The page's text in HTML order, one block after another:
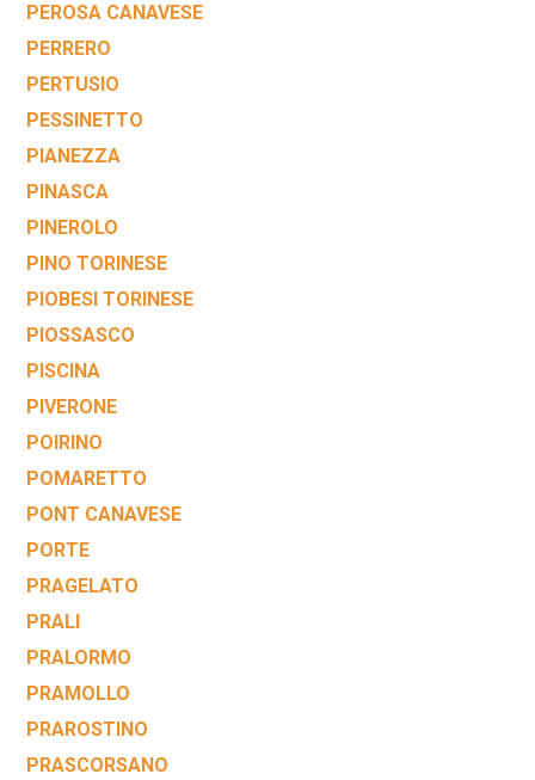
PEROSA CANAVESE
PERRERO
PERTUSIO
PESSINETTO
PIANEZZA
PINASCA
PINEROLO
PINO TORINESE
PIOBESI TORINESE
PIOSSASCO
PISCINA
PIVERONE
POIRINO
POMARETTO
PONT CANAVESE
PORTE
PRAGELATO
PRALI
PRALORMO
PRAMOLLO
PRAROSTINO
PRASCORSANO